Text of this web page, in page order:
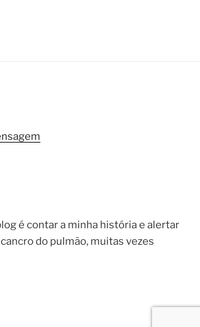
é contar a minha história e alertar
do pulmão, muitas vezes